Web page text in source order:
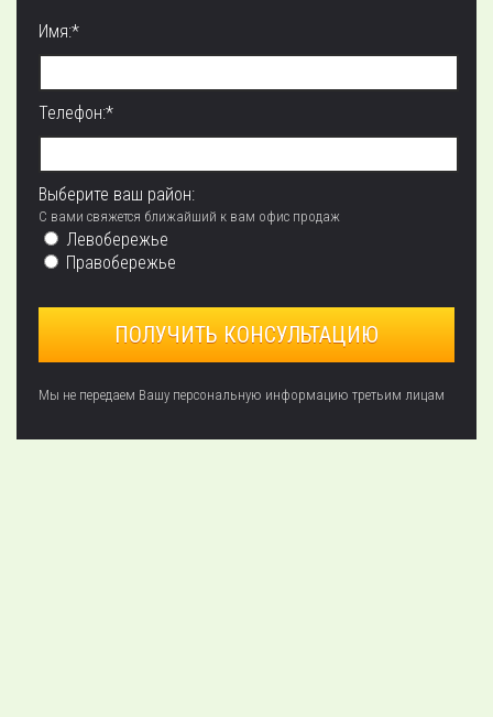
Имя:*
Телефон:*
Выберите ваш район:
С вами свяжется ближайший к вам офис продаж
Левобережье
Правобережье
Мы не передаем Вашу персональную информацию третьим лицам